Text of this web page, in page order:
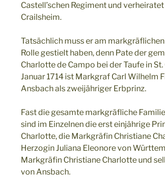
Castell’schen Regiment und
Crailsheim.
Tatsächlich muss er am
Rolle gestielt haben, denn Pate der
Charlotte de Campo bei der Taufe in
Januar 1714 ist Markgraf Carl Wilhelm
Ansbach als zweijähriger Erbprinz.
Fast die gesamte markgräfliche
sind im Einzelnen die erst einjährige
Charlotte, die Markgräfin Christiane
Herzogin Juliana Eleonore von
Markgräfin Christiane Charlotte und
von Ansbach.